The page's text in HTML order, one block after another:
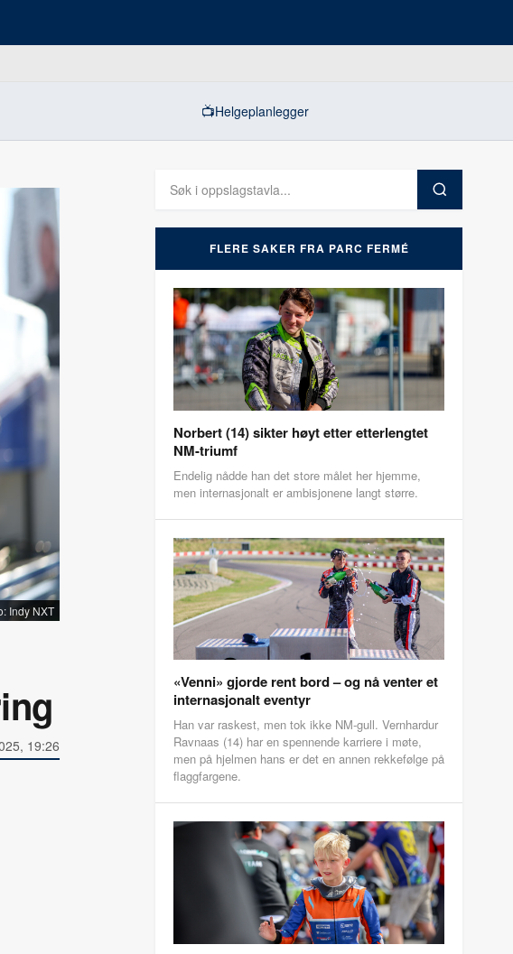
📺Helgeplanlegger
Indy NXT
19:26
FLERE SAKER FRA PARC FERMÉ
Norbert (14) sikter høyt etter etterlengtet
NM-triumf
Endelig nådde han det store målet her hjemme,
men internasjonalt er ambisjonene langt større.
«Venni» gjorde rent bord – og nå venter et
internasjonalt eventyr
Han var raskest, men tok ikke NM-gull. Vernhardur
Ravnaas (14) har en spennende karriere i møte,
men på hjelmen hans er det en annen rekkefølge på
flaggfargene.